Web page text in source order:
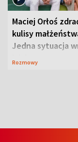
Maciej Orłoś
kulisy
Jedna sytuacja
jak bumerang
Rozmowy